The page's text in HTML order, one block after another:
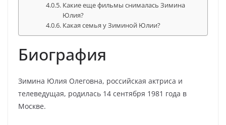
Какие еще фильмы снималась Зимина
Юлия?
Какая семья у Зиминой Юлии?
Биография
Зимина Юлия Олеговна, российская актриса и
телеведущая, родилась 14 сентября 1981 года в
Москве.